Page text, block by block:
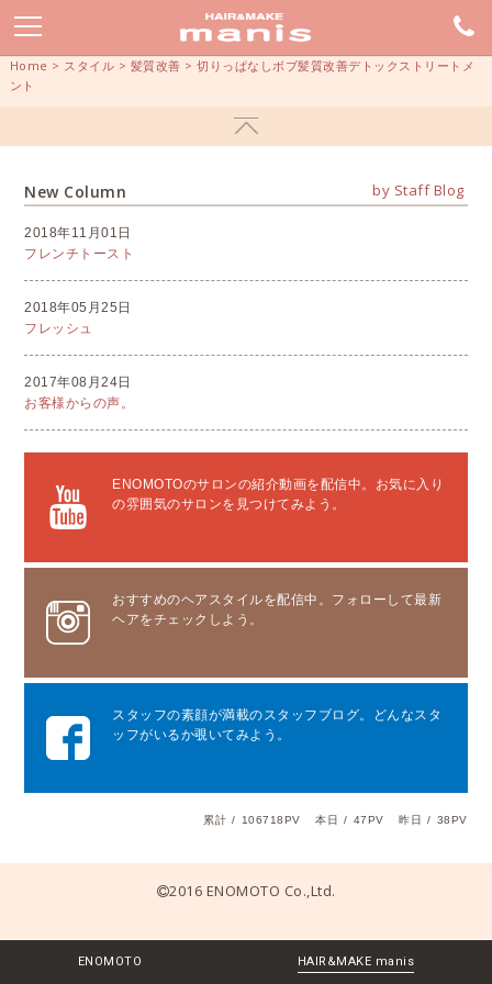
Home > スタイル > 髪質改善 >切りっぱなしボブ髪質改善デトックストリートメ
ント
New Column
2018年11月01日
フレンチトースト
2018年05月25日
フレッシュ
2017年08月24日
お客様からの声。
by Staff Blog
ENOMOTOのサロンの紹介動画を配信中。お気に入り
の雰囲気のサロンを見つけてみよう。
おすすめのヘアスタイルを配信中。フォローして最新
ヘアをチェックしよう。
スタッフの素顔が満載のスタッフブログ。どんなスタ
ッフがいるか覗いてみよう。
累計 / 106718PV 本日 / 47PV 昨日 / 38PV
2016 ENOMOTO Co.,Ltd.
ENOMOTO HAIR&MAKE manis